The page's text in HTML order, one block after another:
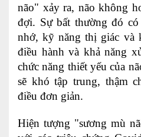
Xét nghiệm sàng lọc NIPT
Chẩn đoán hình ảnh
Nội soi tiêu hóa
Các gói khám sức khỏe
Gói khám tầm soát ung thư
não" xảy ra, não không
đợi. Sự bất thường đó
nhớ, kỹ năng thị giác và
điều hành và khả năng
chức năng thiết yếu của
sẽ khó tập trung, thậm
điều đơn giản.
Hiện tượng "sương mù